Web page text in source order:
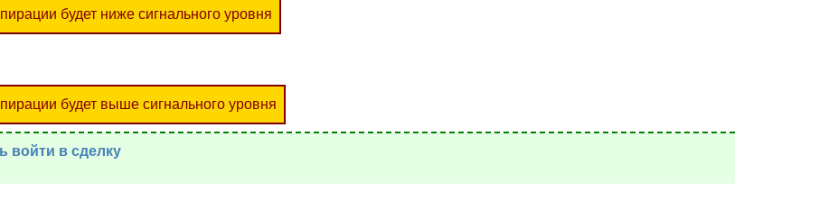
будет ниже сигнального уровня
будет выше сигнального уровня
войти в сделку